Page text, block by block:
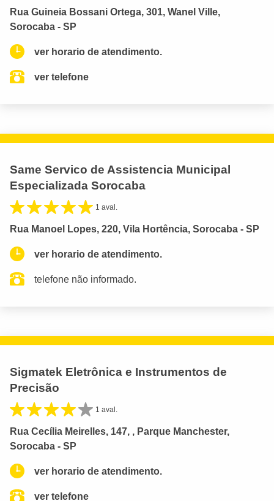
Rua Guineia Bossani Ortega, 301, Wanel Ville,
Sorocaba - SP
ver horario de atendimento.
ver telefone
Same Servico de Assistencia Municipal
Especializada Sorocaba
1 aval.
Rua Manoel Lopes, 220, Vila Hortência, Sorocaba - SP
ver horario de atendimento.
telefone não informado.
Sigmatek Eletrônica e Instrumentos de
Precisão
1 aval.
Rua Cecília Meirelles, 147, , Parque Manchester,
Sorocaba - SP
ver horario de atendimento.
ver telefone